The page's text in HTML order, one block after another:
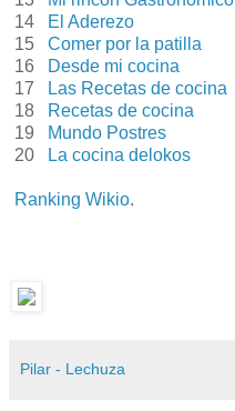
14
El Aderezo
15
Comer por la patilla
16
Desde mi cocina
17
Las Recetas de cocina
18
Recetas de cocina
19
Mundo Postres
20
La cocina delokos
Ranking Wikio.
Pilar - Lechuza